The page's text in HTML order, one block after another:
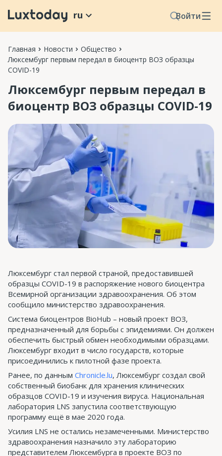
Войти
ru
Главная Новости
Общество
Люксембург первым передал в биоцентр ВОЗ образцы
COVID-19
Люксембург первым передал в
биоцентр ВОЗ образцы COVID-19
Люксембург стал первой страной, предоставившей
образцы COVID-19 в распоряжение нового биоцентра
Всемирной организации здравоохранения. Об этом
сообщило министерство здравоохранения.
Система биоцентров BioHub – новый проект ВОЗ,
предназначенный для борьбы с эпидемиями. Он должен
обеспечить быстрый обмен необходимыми образцами.
Люксембург входит в число государств, которые
присоединились к пилотной фазе проекта.
Ранее, по данным Chronicle.lu, Люксембург создал свой
собственный биобанк для хранения клинических
образцов COVID-19 и изучения вируса. Национальная
лаборатория LNS запустила соответствующую
программу ещё в мае 2020 года.
Усилия LNS не остались незамеченными. Министерство
здравоохранения назначило эту лабораторию
представителем Люксембурга в проекте ВОЗ по